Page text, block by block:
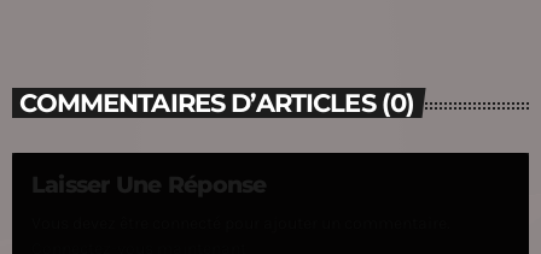
COMMENTAIRES D’ARTICLES (0)
Laisser Une Réponse